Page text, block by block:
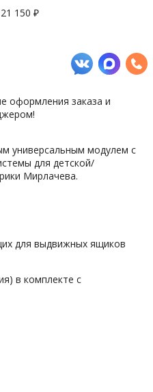
21 150 ₽
оформления заказа и
универсальным модулем с
для детской/
Мирлачева.
для выдвижных ящиков
в комплекте с